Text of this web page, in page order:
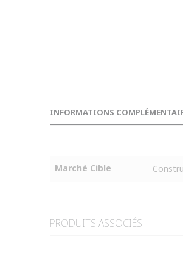
INFORMATIONS
Marché Cible
PRODUITS ASSOCIÉS